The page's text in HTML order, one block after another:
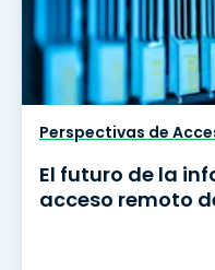
Perspectivas de
El futuro de la
acceso remoto